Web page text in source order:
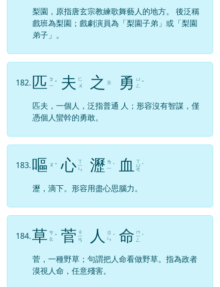
梨園，原指唐玄宗教練歌舞藝人的地方。 後泛稱
戲班為梨園；戲劇演員為「梨園子弟」或「梨園
弟子」。
182. 匹 ㄆ
ㄧ ˇ 夫 ㄈ
ㄨ
之 ㄓ 勇 ㄩ
ㄥ ˇ
匹夫，一個人，泛指普通 人；形容沒有智謀，僅
憑個人蠻幹的勇敢。
183.嘔 ㄡ ˇ 心 ㄒ
ㄧ
ㄣ 瀝 ㄌ
ㄧ ˋ 血 ㄒ
ㄩ
ㄝ
ˋ
瀝，滴下。形容用盡心思腦力。
184.草 ㄘ
ㄠ ˇ 菅 ㄐ
ㄧ
ㄢ 人
ㄖ
ㄣ ˊ 命 ㄇ
ㄧ
ㄥ
ˋ
菅，一種野草；句謂把人命看做野草。指為政者
漠視人命，任意殘害。